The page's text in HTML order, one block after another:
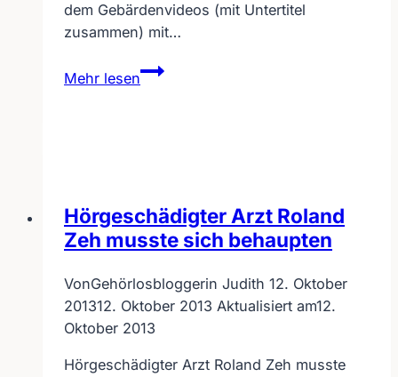
dem Gebärdenvideos (mit Untertitel
zusammen) mit…
Mehr lesen
Gebärden-
UT-
Hörgeschädigter Arzt Roland
Zeh musste sich behaupten
VonGehörlosbloggerin Judith 12. Oktober
201312. Oktober 2013 Aktualisiert am12.
Oktober 2013
Hörgeschädigter Arzt Roland Zeh musste